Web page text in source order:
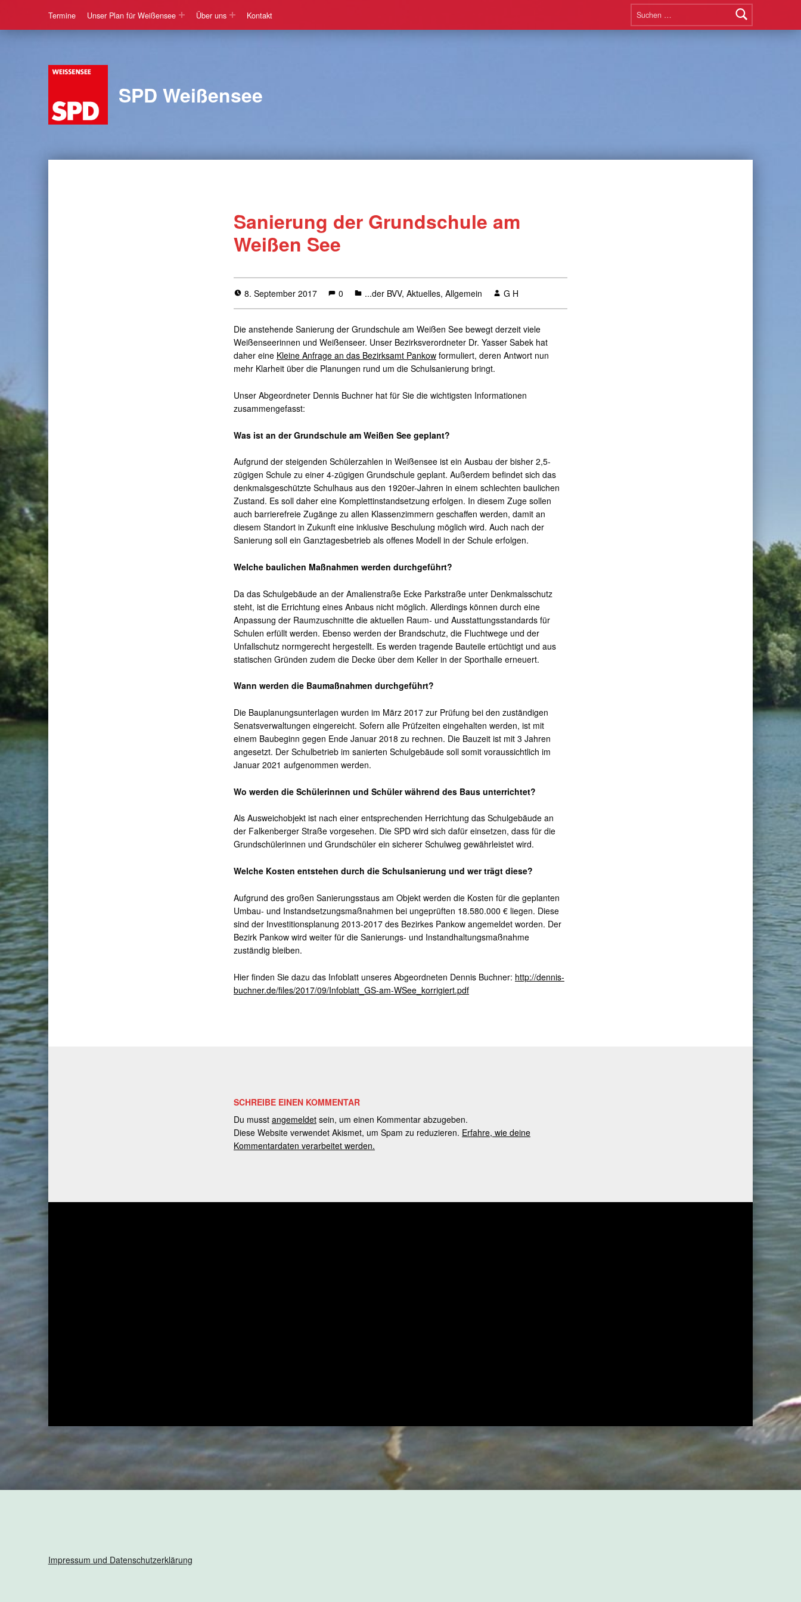
Suchen nach:
Termine
Unser Plan für Weißensee Über uns Kontakt
SPD Weißensee
Sanierung der Grundschule am
Weißen See
8. September 2017 0 ...der BVV, Aktuelles, Allgemein G H
Die anstehende Sanierung der Grundschule am Weißen See bewegt derzeit viele
Weißenseerinnen und Weißenseer. Unser Bezirksverordneter Dr. Yasser Sabek hat
daher eine Kleine Anfrage an das Bezirksamt Pankowformuliert, deren Antwort nun
mehr Klarheit über die Planungen rund um die Schulsanierung bringt.
Unser Abgeordneter Dennis Buchner hat für Sie die wichtigsten Informationen
zusammengefasst:
Was ist an der Grundschule am Weißen See geplant?
Aufgrund der steigenden Schülerzahlen in Weißensee ist ein Ausbau der bisher 2,5-
zügigen Schule zu einer 4-zügigen Grundschule geplant. Außerdem befindet sich das
denkmalsgeschützte Schulhaus aus den 1920er-Jahren in einem schlechten baulichen
Zustand. Es soll daher eine Komplettinstandsetzung erfolgen. In diesem Zuge sollen
auch barrierefreie Zugänge zu allen Klassenzimmern geschaffen werden, damit an
diesem Standort in Zukunft eine inklusive Beschulung möglich wird. Auch nach der
Sanierung soll ein Ganztagesbetrieb als offenes Modell in der Schule erfolgen.
Welche baulichen Maßnahmen werden durchgeführt?
Da das Schulgebäude an der Amalienstraße Ecke Parkstraße unter Denkmalsschutz
steht, ist die Errichtung eines Anbaus nicht möglich. Allerdings können durch eine
Anpassung der Raumzuschnitte die aktuellen Raum- und Ausstattungsstandards für
Schulen erfüllt werden. Ebenso werden der Brandschutz, die Fluchtwege und der
Unfallschutz normgerecht hergestellt. Es werden tragende Bauteile ertüchtigt und aus
statischen Gründen zudem die Decke über dem Keller in der Sporthalle erneuert.
Wann werden die Baumaßnahmen durchgeführt?
Die Bauplanungsunterlagen wurden im März 2017 zur Prüfung bei den zuständigen
Senatsverwaltungen eingereicht. Sofern alle Prüfzeiten eingehalten werden, ist mit
einem Baubeginn gegen Ende Januar 2018 zu rechnen. Die Bauzeit ist mit 3 Jahren
angesetzt. Der Schulbetrieb im sanierten Schulgebäude soll somit voraussichtlich im
Januar 2021 aufgenommen werden.
Wo werden die Schülerinnen und Schüler während des Baus unterrichtet?
Als Ausweichobjekt ist nach einer entsprechenden Herrichtung das Schulgebäude an
der Falkenberger Straße vorgesehen. Die SPD wird sich dafür einsetzen, dass für die
Grundschülerinnen und Grundschüler ein sicherer Schulweg gewährleistet wird.
Welche Kosten entstehen durch die Schulsanierung und wer trägt diese?
Aufgrund des großen Sanierungsstaus am Objekt werden die Kosten für die geplanten
Umbau- und Instandsetzungsmaßnahmen bei ungeprüften 18.580.000 € liegen. Diese
sind der Investitionsplanung 2013-2017 des Bezirkes Pankow angemeldet worden. Der
Bezirk Pankow wird weiter für die Sanierungs- und Instandhaltungsmaßnahme
zuständig bleiben.
Hier finden Sie dazu das Infoblatt unseres Abgeordneten Dennis Buchner: http://dennis-
buchner.de/files/2017/09/Infoblatt_GS-am-WSee_korrigiert.pdf
Skip back to main navigation
SCHREIBE EINEN KOMMENTAR
Du musst angemeldet sein, um einen Kommentar abzugeben.
Diese Website verwendet Akismet, um Spam zu reduzieren. Erfahre, wie deine
Kommentardaten verarbeitet werden.
Post navigation
Impressum und Datenschutzerklärung